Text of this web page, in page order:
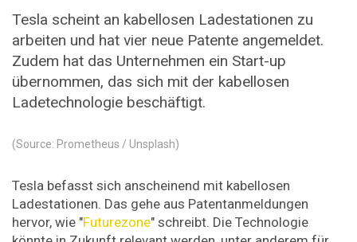
Tesla scheint an kabellosen Ladestationen zu
arbeiten und hat vier neue Patente angemeldet.
Zudem hat das Unternehmen ein Start-up
übernommen, das sich mit der kabellosen
Ladetechnologie beschäftigt.
(Source: Prometheus / Unsplash)
Tesla befasst sich anscheinend mit kabellosen
Ladestationen. Das gehe aus Patentanmeldungen
hervor, wie "Futurezone" schreibt. Die Technologie